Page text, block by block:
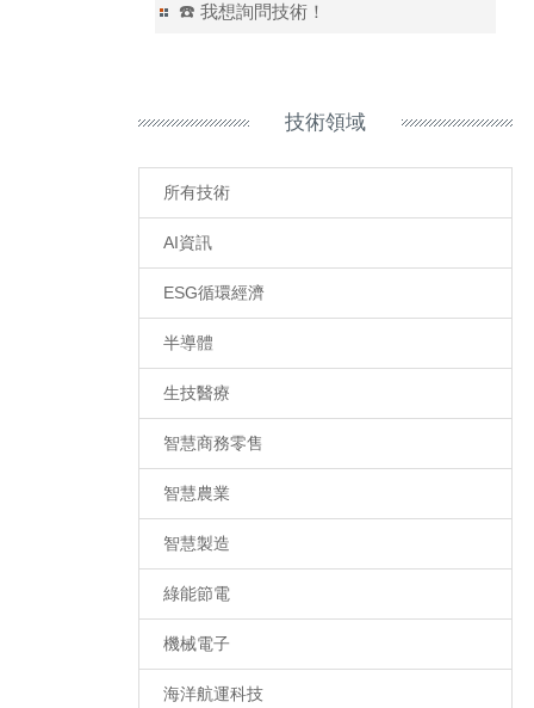
☎️ 我想詢問技術！
技術領域
所有技術
AI資訊
ESG循環經濟
半導體
生技醫療
智慧商務零售
智慧農業
智慧製造
綠能節電
機械電子
海洋航運科技